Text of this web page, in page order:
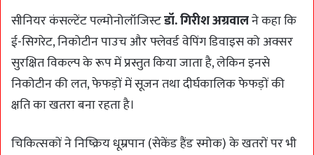
सीनियर कंसल्टेंट पल्मोनोलॉजिस्टडॉ. गिरीश अग्रवालने कहा कि
ई-सिगरेट, निकोटीन पाउच और फ्लेवर्ड वेपिंग डिवाइस को अक्सर
सुरक्षित विकल्प के रूप में प्रस्तुत किया जाता है, लेकिन इनसे
निकोटीन की लत, फेफड़ों में सूजन तथा दीर्घकालिक फेफड़ों की
क्षति का खतरा बना रहता है।
चिकित्सकों ने निष्क्रिय धूम्रपान (सेकेंड हैंड स्मोक) के खतरों पर भी